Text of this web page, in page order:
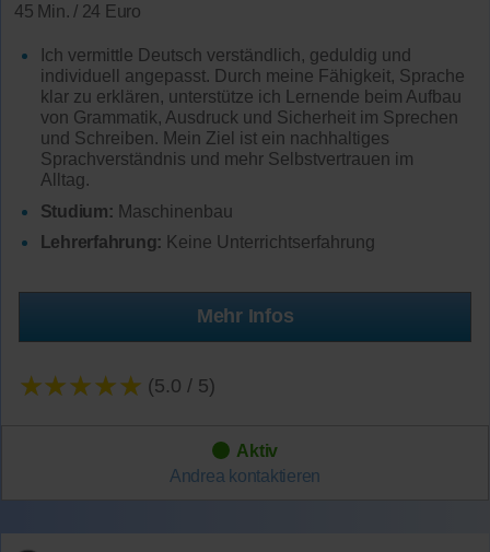
45 Min. / 24 Euro
Ich vermittle Deutsch verständlich, geduldig und
individuell angepasst. Durch meine Fähigkeit, Sprache
klar zu erklären, unterstütze ich Lernende beim Aufbau
von Grammatik, Ausdruck und Sicherheit im Sprechen
und Schreiben. Mein Ziel ist ein nachhaltiges
Sprachverständnis und mehr Selbstvertrauen im
Alltag.
Studium: Maschinenbau
Lehrerfahrung: Keine Unterrichtserfahrung
Mehr Infos
★★★★★ (5.0 / 5)
Aktiv
Andrea kontaktieren